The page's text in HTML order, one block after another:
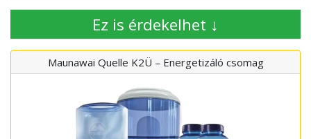
Ez is érdekelhet ↓
Maunawai Quelle K2Ü – Energetizáló csomag